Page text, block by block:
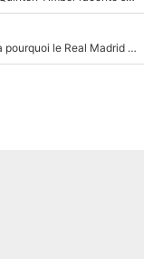
Yan Diomandé était trop cher pour le PSG : Voilà pourquoi le Real Madrid a accepté de payer la somme record de 140M€ pour boucler son transfert !